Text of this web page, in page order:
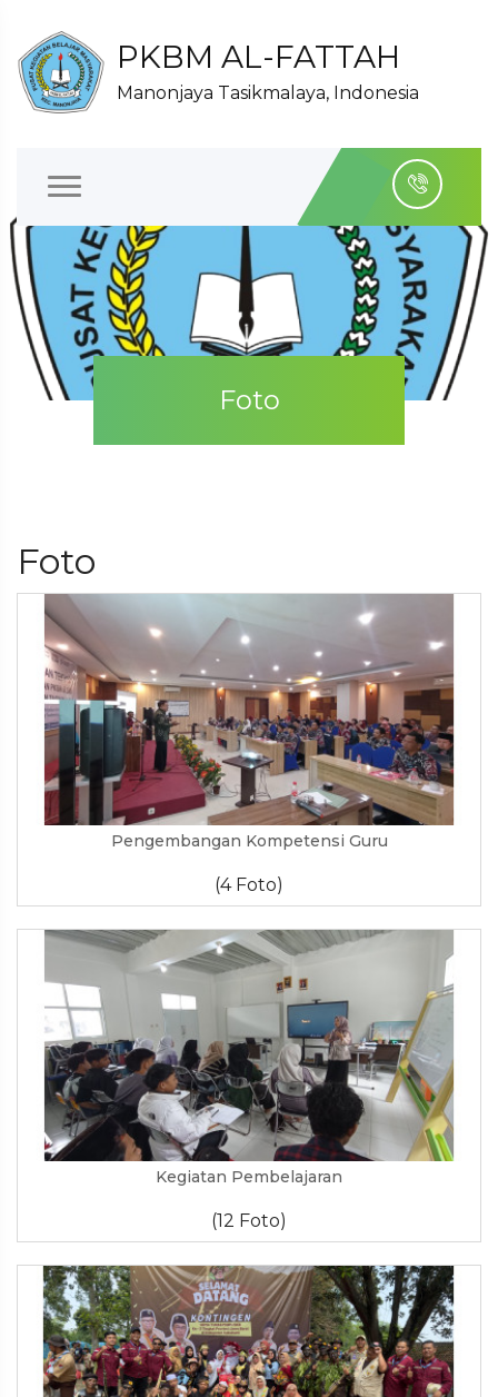
PKBM AL-FATTAH
Manonjaya Tasikmalaya, Indonesia
Foto
Foto
Pengembangan Kompetensi Guru
(4 Foto)
Kegiatan Pembelajaran
(12 Foto)